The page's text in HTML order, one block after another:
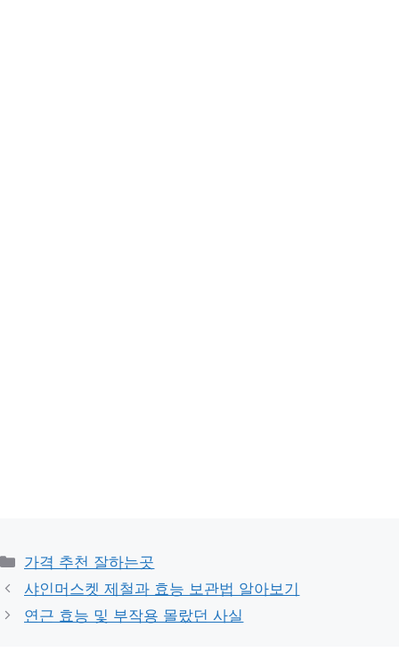
카
테
리
가격 추천 잘하는곳
샤인머스켓 제철과 효능 보관법 알아보기
연근 효능 및 부작용 몰랐던 사실